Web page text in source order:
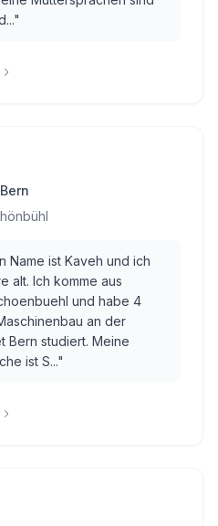
"
Name ist Kaveh und ich
alt. Ich komme aus
und habe 4
an der
Bern studiert. Meine
ist S..."